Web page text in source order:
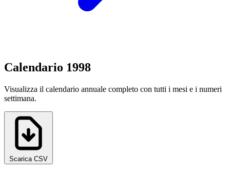
Calendario 1998
Visualizza il calendario annuale completo con tutti i mesi e i numeri
settimana.
Scarica CSV